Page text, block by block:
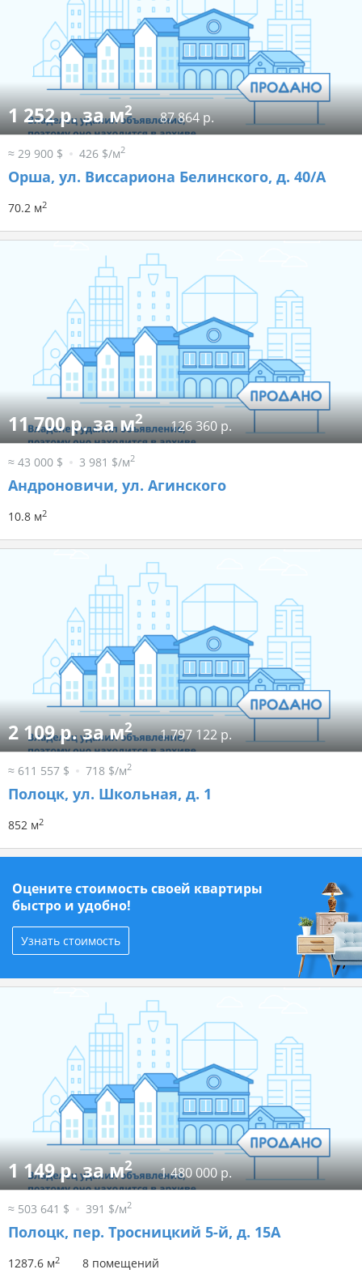
1 252 р. за м2 87 864 р.
≈ 29 900 $ 426 $/м2
Орша, ул. Виссариона Белинского, д. 40/А
70.2 м2
11 700 р. за м2 126 360 р.
≈ 43 000 $ 3 981 $/м2
Андроновичи, ул. Агинского
10.8 м2
2 109 р. за м2 1 797 122 р.
≈ 611 557 $ 718 $/м2
Полоцк, ул. Школьная, д. 1
852 м2
Оцените стоимость своей квартиры
быстро и удобно!
Узнать стоимость
1 149 р. за м2 1 480 000 р.
≈ 503 641 $ 391 $/м2
Полоцк, пер. Тросницкий 5-й, д. 15А
1287.6 м2 8 помещений